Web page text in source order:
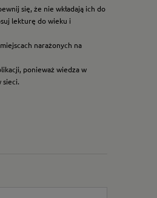
się, że nie wkładają ich do
lekturę do wieku i
narażonych na
ponieważ wiedza w
sieci.